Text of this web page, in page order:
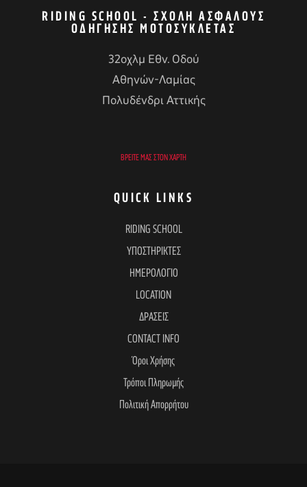
RIDING SCHOOL - ΣΧΟΛΉ ΑΣΦΑΛΟΎΣ
ΟΔΉΓΗΣΗΣ ΜΟΤΟΣΥΚΛΈΤΑΣ
32οχλμ Εθν. Οδού
Αθηνών-Λαμίας
Πολυδένδρι Αττικής
ΒΡΕΊΤΕ ΜΑΣ ΣΤΟΝ ΧΆΡΤΗ
QUICK LINKS
RIDING SCHOOL
ΥΠΟΣΤΗΡΙΚΤΕΣ
ΗΜΕΡΟΛΟΓΙΟ
LOCATION
ΔΡΑΣΕΙΣ
CONTACT INFO
Όροι Χρήσης
Τρόποι Πληρωμής
Πολιτική Απορρήτου